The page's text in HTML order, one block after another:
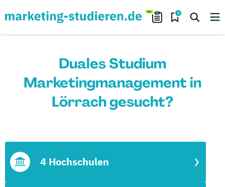
0
Duales Studium
Marketingmanagement in
Lörrach gesucht?
4 Hochschulen